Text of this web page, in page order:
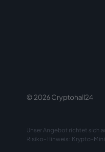
© 2026 Cryptohall24
Unser Angebot richtet sich
Risiko-Hinweis: Krypto-